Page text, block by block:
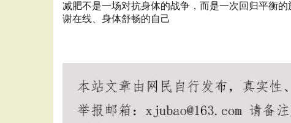
减肥不是一场对抗身体的战争，而是一次回归平衡
谢在线、身体舒畅的自己